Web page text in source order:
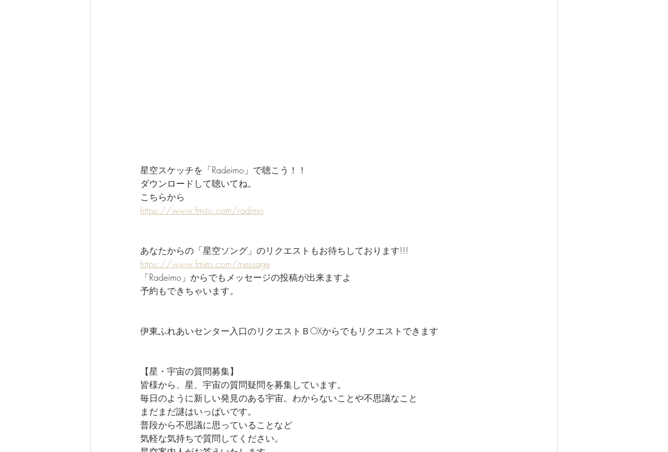
星空スケッチを「Radeimo」で聴こう！！
ダウンロードして聴いてね。
こちらから
https://www.fmito.com/radimo
あなたからの「星空ソング」のリクエストもお待ちしております!!!
https://www.fmito.com/message
「Radeimo」からでもメッセージの投稿が出来ますよ
予約もできちゃいます。
伊東ふれあいセンター入口のリクエストＢOXからでもリクエストできます
【星・宇宙の質問募集】
皆様から、星、宇宙の質問疑問を募集しています。
毎日のように新しい発見のある宇宙。わからないことや不思議なこと
まだまだ謎はいっぱいです。
普段から不思議に思っていることなど
気軽な気持ちで質問してください。